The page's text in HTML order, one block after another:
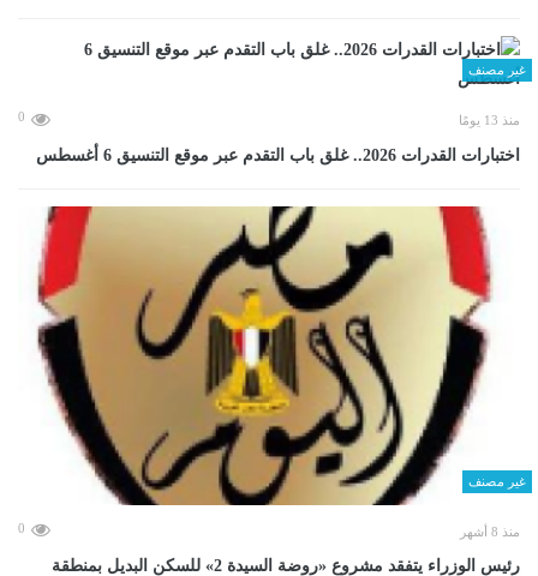
غير مصنف
منذ 13 يومًا 0
اختبارات القدرات 2026.. غلق باب التقدم عبر موقع التنسيق 6 أغسطس
غير مصنف
منذ 8 أشهر 0
رئيس الوزراء يتفقد مشروع «روضة السيدة 2» للسكن البديل بمنطقة